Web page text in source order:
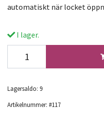
automatiskt när locket
I lager.
Lagersaldo: 9
Artikelnummer: #117